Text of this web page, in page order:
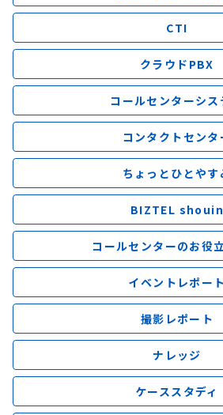
CTI
クラウドPBX
コールセンターシス
コンタクトセンタ
ちょっとひとやす
BIZTEL shouin
コールセンターのお役
イベントレポート
撮影レポート
ナレッジ
ケーススタディ